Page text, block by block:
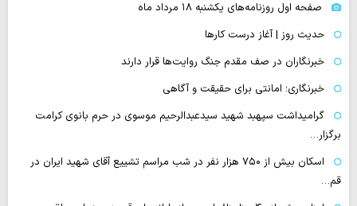
صفحه اول روزنامه‌های یکشنبه ۱۸ مرداد ماه
حدیث روز | آغاز درست کارها
خبرنگاران در صف مقدم جنگ روایت‌ها قرار دارند
خبرنگاری؛ امانتی برای حقیقت و آگاهی
گرامیداشت سپهبد شهید سیدعبدالرحیم موسوی در حرم بانوی کرامت
برگزار…
اسکان بیش از ۷۵۰ هزار نفر در شب مراسم تشییع آقای شهید ایران در
قم…